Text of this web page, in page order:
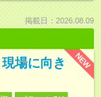
掲載日：2026.08.09
NEW
場に向き